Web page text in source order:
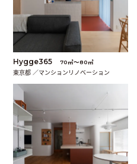
Hygge365 70㎡〜80㎡
東京都 ／マンションリノベーション